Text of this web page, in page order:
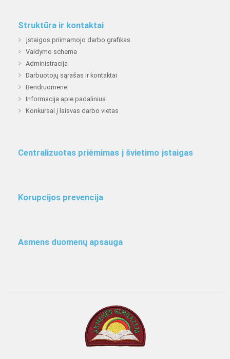
Struktūra ir kontaktai
Įstaigos priimamojo darbo grafikas
Valdymo schema
Administracija
Darbuotojų sąrašas ir kontaktai
Bendruomenė
Informacija apie padalinius
Konkursai į laisvas darbo vietas
Centralizuotas priėmimas į švietimo įstaigas
Korupcijos prevencija
Asmens duomenų apsauga